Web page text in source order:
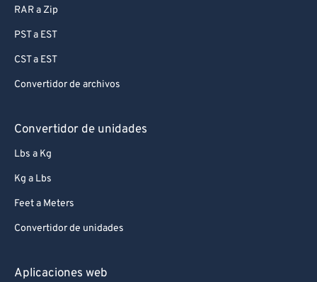
RAR a Zip
PST a EST
CST a EST
Convertidor de archivos
Convertidor de unidades
Lbs a Kg
Kg a Lbs
Feet a Meters
Convertidor de unidades
Aplicaciones web